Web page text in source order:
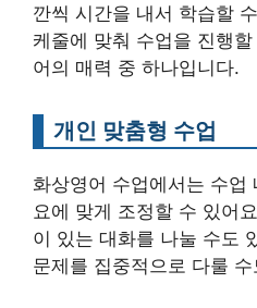
깐씩 시간을 내서 학습할
케줄에 맞춰 수업을 진행
어의 매력 중 하나입니다.
개인 맞춤형 수업
화상영어 수업에서는 수업
요에 맞게 조정할 수 있어
이 있는 대화를 나눌 수도
문제를 집중적으로 다룰